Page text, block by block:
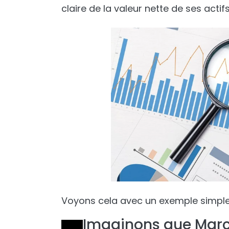
claire de la valeur nette de ses
Voyons cela avec un exemple
Imaginons que